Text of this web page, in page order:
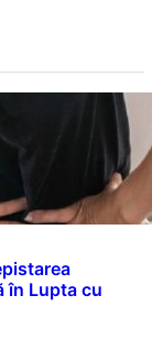
în Lupta cu